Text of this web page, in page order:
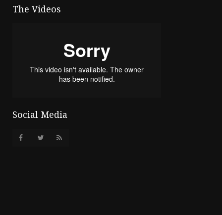
The Videos
Social Media